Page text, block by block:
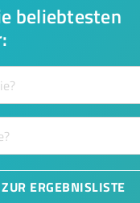
beliebtesten
ZUR ERGEBNISLISTE